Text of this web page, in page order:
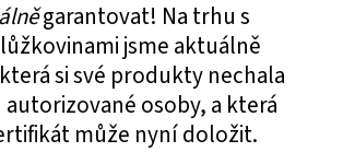
garantovat! Na trhu s
jsme aktuálně
si své produkty nechala
osoby, a která
může nyní doložit.